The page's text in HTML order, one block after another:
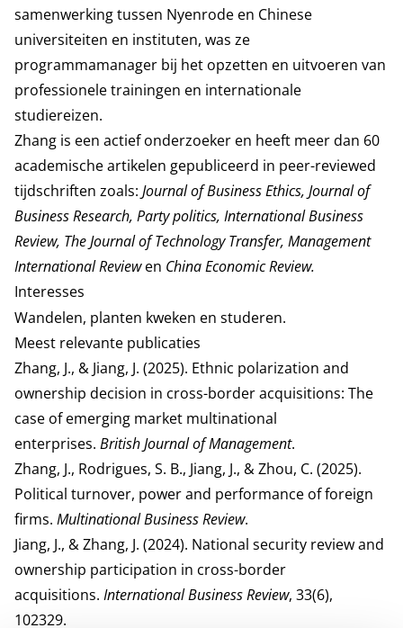
samenwerking tussen Nyenrode en Chinese
universiteiten en instituten, was ze
programmamanager bij het opzetten en uitvoeren van
professionele trainingen en internationale
studiereizen.
Zhang is een actief onderzoeker en heeft meer dan 60
academische artikelen gepubliceerd in peer-reviewed
tijdschriften zoals: Journal of Business Ethics, Journal of
Business Research, Party politics, International Business
Review, The Journal of Technology Transfer, Management
International Reviewen China Economic Review.
Interesses
Wandelen, planten kweken en studeren.
Meest relevante publicaties
Zhang, J., & Jiang, J. (2025). Ethnic polarization and
ownership decision in cross-border acquisitions: The
case of emerging market multinational
enterprises. British Journal of Management.
Zhang, J., Rodrigues, S. B., Jiang, J., & Zhou, C. (2025).
Political turnover, power and performance of foreign
firms. Multinational Business Review.
Jiang, J., & Zhang, J. (2024). National security review and
ownership participation in cross-border
acquisitions. International Business Review, 33(6),
102329.